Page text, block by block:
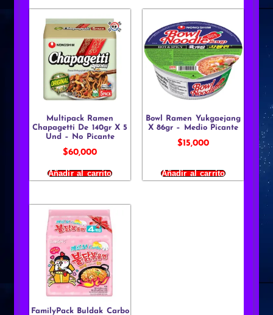
Multipack Ramen
Chapagetti De 140gr X 5
Und – No Picante
$60,000
Añadir al carrito
Bowl Ramen Yukgaejang
X 86gr – Medio Picante
$15,000
Añadir al carrito
FamilyPack Buldak Carbo